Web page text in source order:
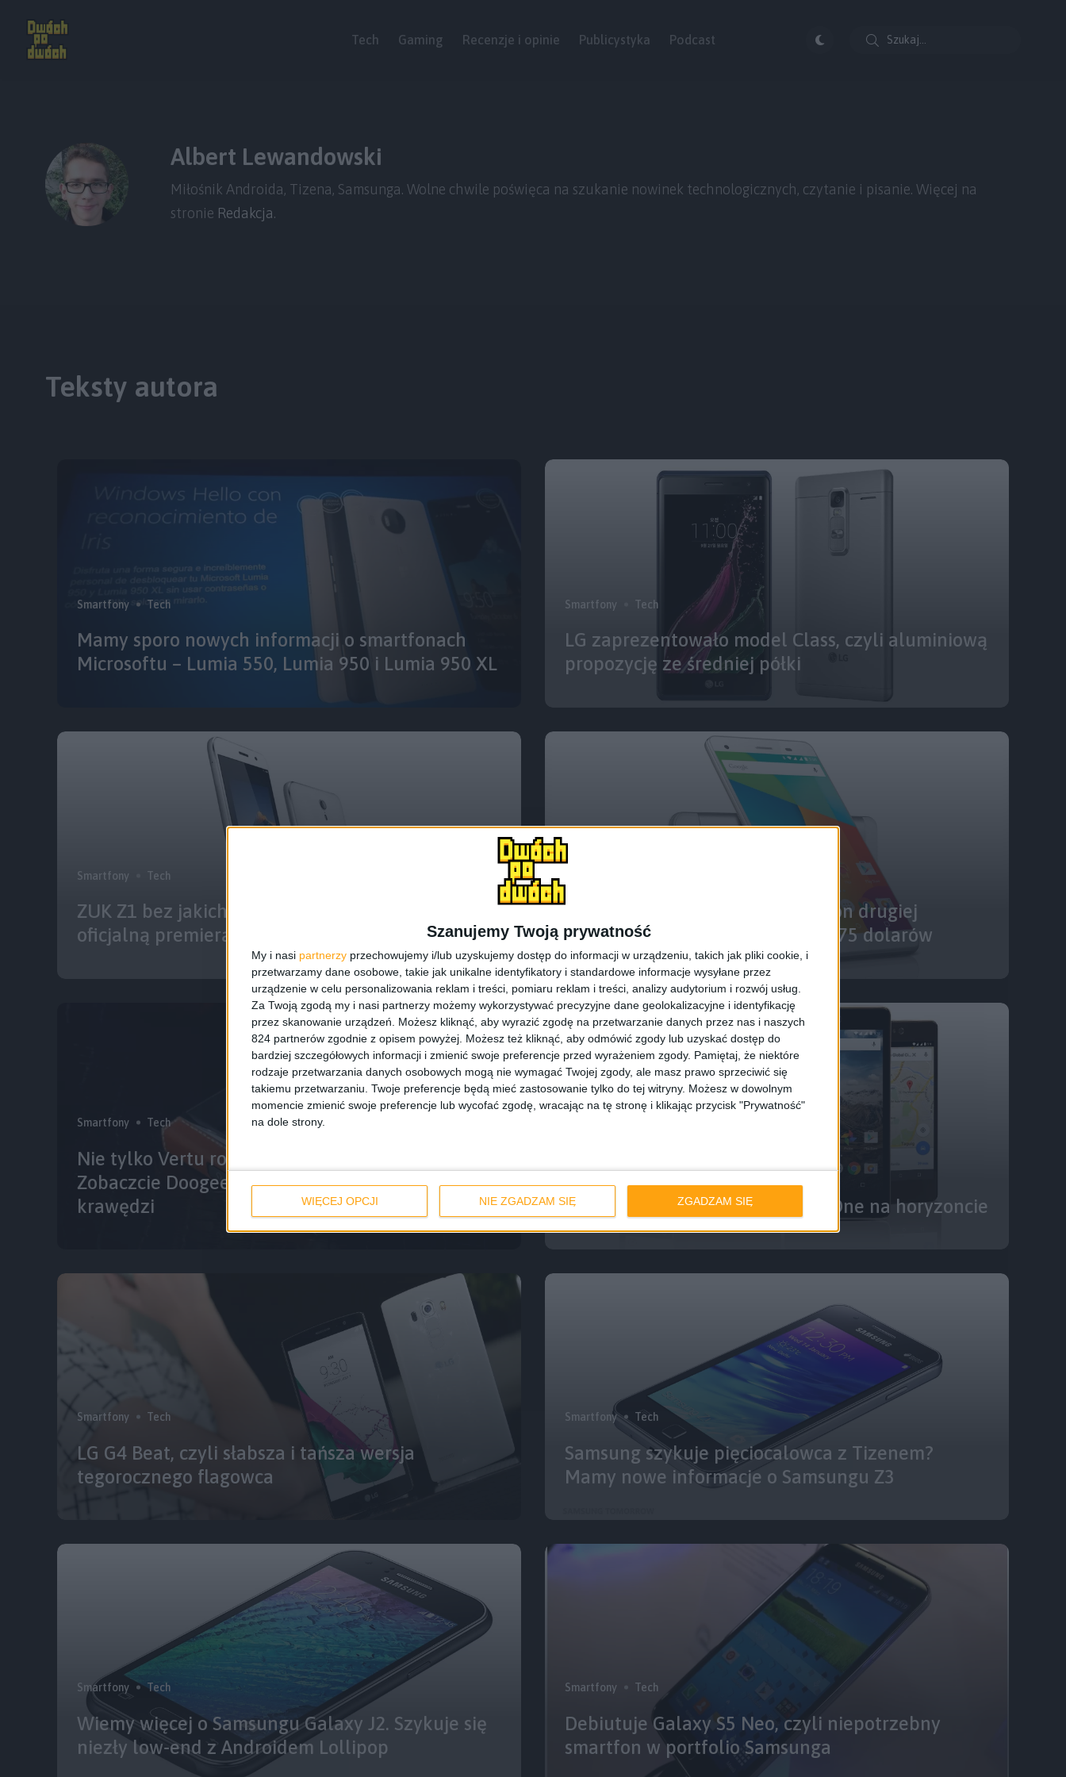
Szanujemy Twoją prywatność
My i nasi partnerzy przechowujemy i/lub uzyskujemy dostęp do informacji w urządzeniu, takich jak pliki cookie, i
przetwarzamy dane osobowe, takie jak unikalne identyfikatory i standardowe informacje wysyłane przez
urządzenie w celu personalizowania reklam i treści, pomiaru reklam i treści, analizy audytorium i rozwój usług.
Za Twoją zgodą my i nasi partnerzy możemy wykorzystywać precyzyjne dane geolokalizacyjne i identyfikację
przez skanowanie urządzeń. Możesz kliknąć, aby wyrazić zgodę na przetwarzanie danych przez nas i naszych
824 partnerów zgodnie z opisem powyżej. Możesz też kliknąć, aby odmówić zgody lub uzyskać dostęp do
bardziej szczegółowych informacji i zmienić swoje preferencje przed wyrażeniem zgody. Pamiętaj, że niektóre
rodzaje przetwarzania danych osobowych mogą nie wymagać Twojej zgody, ale masz prawo sprzeciwić się
takiemu przetwarzaniu. Twoje preferencje będą mieć zastosowanie tylko do tej witryny. Możesz w dowolnym
momencie zmienić swoje preferencje lub wycofać zgodę, wracając na tę stronę i klikając przycisk "Prywatność"
na dole strony.
WIĘCEJ OPCJI NIE ZGADZAM SIĘ ZGADZAM SIĘ
Tech Gaming Recenzje i opinie Publicystyka Podcast
Albert Lewandowski
Miłośnik Androida, Tizena, Samsunga. Wolne chwile poświęca na szukanie nowinek technologicznych, czytanie i pisanie. Więcej na
stronie Redakcja.
Teksty autora
Smartfony Tech
Mamy sporo nowych informacji o smartfonach
Microsoftu – Lumia 550, Lumia 950 i Lumia 950 XL
Smartfony Tech
LG zaprezentowało model Class, czyli aluminiową
propozycję ze średniej półki
Smartfony Tech
ZUK Z1 bez jakichkolwiek tajemnic, tuż przed
oficjalną premierą
Lava Pixel V1 – pierwszy smartfon drugiej
generacji Android One w cenie 175 dolarów
Smartfony Tech
Nie tylko Vertu robi luksusowe smartfony.
Zobaczcie Doogee Titnas 3 T3 z ekranem na
krawędzi
Smartfony Tech
Lava Iris X5 4G – nowy Android One na horyzoncie
Smartfony Tech
LG G4 Beat, czyli słabsza i tańsza wersja
tegorocznego flagowca
Smartfony Tech
Samsung szykuje pięciocalowca z Tizenem?
Mamy nowe informacje o Samsungu Z3
Smartfony Tech
Wiemy więcej o Samsungu Galaxy J2. Szykuje się
niezły low-end z Androidem Lollipop
Smartfony Tech
Debiutuje Galaxy S5 Neo, czyli niepotrzebny
smartfon w portfolio Samsunga